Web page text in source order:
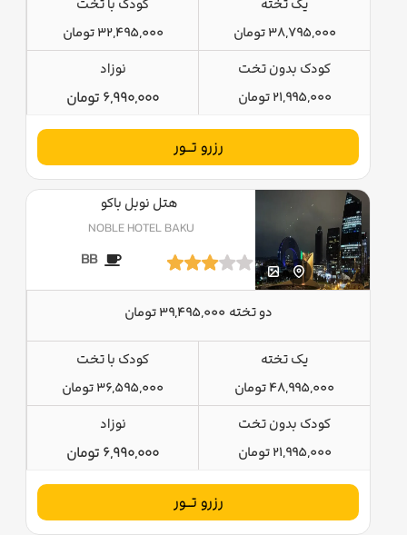
38,795,000 تومان 32,495,000 تومان
کودک بدون تخت
21,995,000 تومان
نوزاد
6,990,000 تومان
رزرو تــور
هتل نوبل باکو
NOBLE HOTEL BAKU
BB
دو تخته 39,495,000 تومان
یک تخته
48,995,000 تومان
کودک با تخت
36,595,000 تومان
کودک بدون تخت
21,995,000 تومان
نوزاد
6,990,000 تومان
رزرو تــور